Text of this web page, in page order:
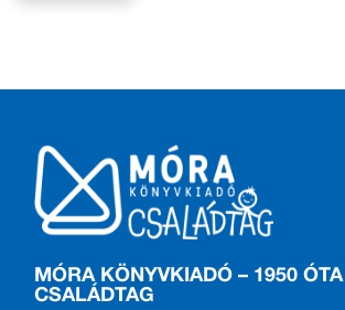
MÓRA KÖNYVKIADÓ – 1950 ÓTA
CSALÁDTAG